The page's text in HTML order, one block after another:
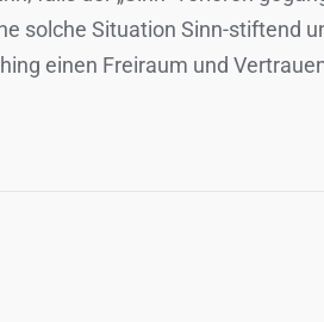
solche Situation Sinn-stiftend
einen Freiraum und